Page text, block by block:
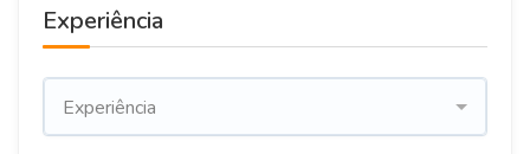
Experiência
Experiência